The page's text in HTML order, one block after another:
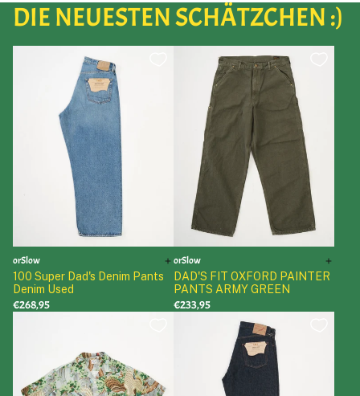
DIE NEUESTEN SCHÄTZCHEN :)
orSlow
100 Super Dad's Denim Pants
Denim Used
€268,95
orSlow
DAD'S FIT OXFORD PAINTER
PANTS ARMY GREEN
€233,95